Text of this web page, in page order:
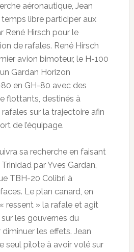
aéronautique, Jean
libre participer aux
René Hirsch pour le
de rafales. René Hirsch
avion bimoteur, le H-100
Gardan Horizon
en GH-80 avec des
flottants, destinés à
rafales sur la trajectoire afin
de l’équipage.
sa recherche en faisant
par Yves Gardan,
TBH-20 Colibri à
Le plan canard, en
ressent » la rafale et agit
les gouvernes du
les effets. Jean
seul pilote à avoir volé sur